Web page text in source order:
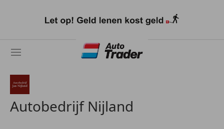
naar
Autobedrijf Nijland